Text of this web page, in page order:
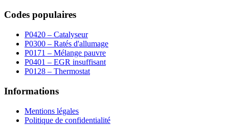
Codes populaires
P0420 – Catalyseur
P0300 – Ratés d'allumage
P0171 – Mélange pauvre
P0401 – EGR insuffisant
P0128 – Thermostat
Informations
Mentions légales
Politique de confidentialité